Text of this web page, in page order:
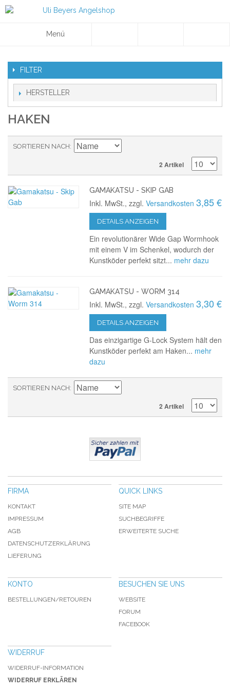
Menü
FILTER
HERSTELLER
HAKEN
SORTIEREN NACH
2 Artikel
GAMAKATSU - SKIP GAB
Inkl. MwSt., zzgl.Versandkosten 3,85 €
DETAILS ANZEIGEN
Ein revolutionärer Wide Gap Wormhook
mit einem V im Schenkel, wodurch der
Kunstköder perfekt sitzt... mehr dazu
GAMAKATSU - WORM 314
Inkl. MwSt., zzgl.Versandkosten 3,30 €
DETAILS ANZEIGEN
Das einzigartige G-Lock System hält den
Kunstköder perfekt am Haken... mehr
dazu
SORTIEREN NACH
2 Artikel
FIRMA
KONTAKT
IMPRESSUM
AGB
DATENSCHUTZERKLÄRUNG
LIEFERUNG
QUICK LINKS
SITE MAP
SUCHBEGRIFFE
ERWEITERTE SUCHE
KONTO
BESTELLUNGEN/RETOUREN
BESUCHEN SIE UNS
WEBSITE
FORUM
FACEBOOK
WIDERRUF
WIDERRUF-INFORMATION
WIDERRUF ERKLÄREN